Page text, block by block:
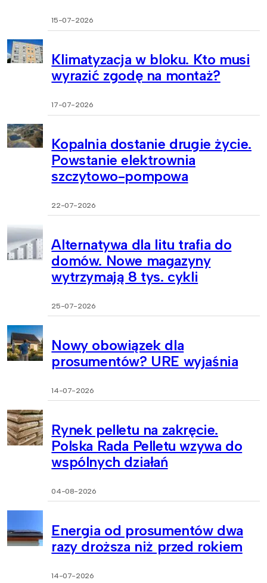
15-07-2026
Klimatyzacja w bloku. Kto musi
wyrazić zgodę na montaż?
17-07-2026
Kopalnia dostanie drugie życie.
Powstanie elektrownia
szczytowo-pompowa
22-07-2026
Alternatywa dla litu trafia do
domów. Nowe magazyny
wytrzymają 8 tys. cykli
25-07-2026
Nowy obowiązek dla
prosumentów? URE wyjaśnia
14-07-2026
Rynek pelletu na zakręcie.
Polska Rada Pelletu wzywa do
wspólnych działań
04-08-2026
Energia od prosumentów dwa
razy droższa niż przed rokiem
14-07-2026